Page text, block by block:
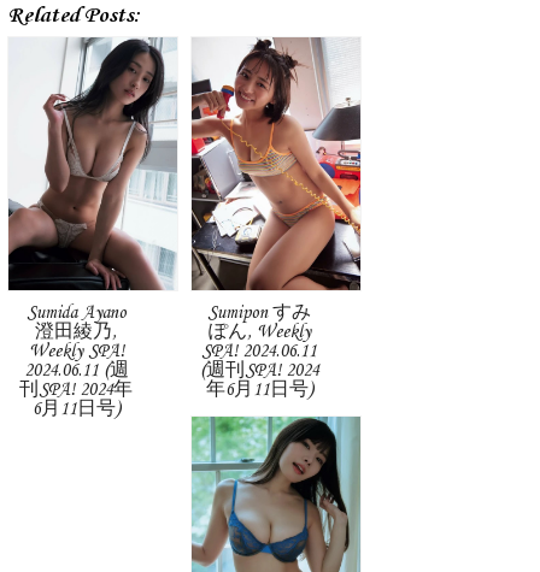
Related Posts:
Sumida Ayano
澄田綾乃,
Weekly SPA!
2024.06.11 (週
刊SPA! 2024年
6月11日号)
Sumipon すみ
ぽん, Weekly
SPA! 2024.06.11
(週刊SPA! 2024
年6月11日号)